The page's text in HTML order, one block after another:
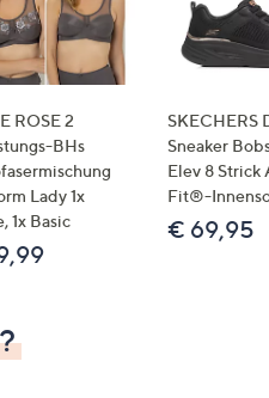
ROSE 2
BHs
Lady 1x
1x Basic
SKECHERS
Sneaker
Elev 8 Strick
Fit®-
€ 69,95